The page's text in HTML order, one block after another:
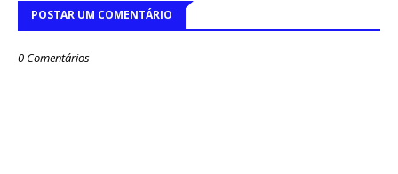
POSTAR UM COMENTÁRIO
0 Comentários